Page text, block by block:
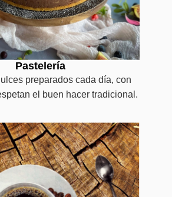
Pastelería
preparados cada día, con
el buen hacer tradicional.